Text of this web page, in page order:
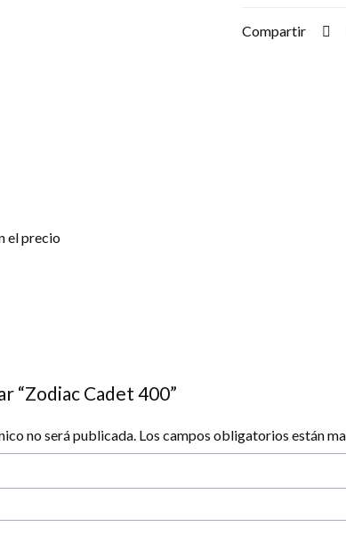
Compartir
el precio
“Zodiac Cadet 400”
no será publicada. Los campos obligatorios están